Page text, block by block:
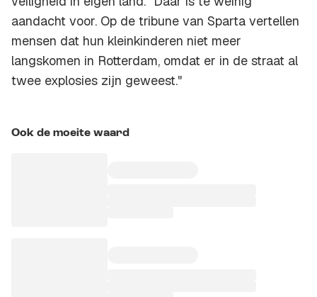
aandacht voor. Op de tribune van Sparta vertellen
mensen dat hun kleinkinderen niet meer
langskomen in Rotterdam, omdat er in de straat al
twee explosies zijn geweest."
Ook de moeite waard